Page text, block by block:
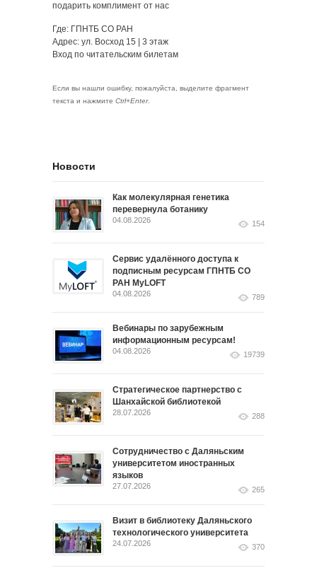
подарить комплимент от нас
Где: ГПНТБ СО РАН
Адрес: ул. Восход 15 | 3 этаж
Вход по читательским билетам
Если вы нашли ошибку, пожалуйста, выделите фрагмент
текста и нажмите Ctrl+Enter.
Новости
Как молекулярная генетика
перевернула ботанику
04.08.2026 154
Сервис удалённого доступа к
подписным ресурсам ГПНТБ СО
РАН MyLOFT
04.08.2026 789
Вебинары по зарубежным
информационным ресурсам!
04.08.2026 19739
Стратегическое партнерство с
Шанхайской библиотекой
28.07.2026 288
Сотрудничество с Даляньским
университетом иностранных
языков
27.07.2026 265
Визит в библиотеку Даляньского
технологического университета
24.07.2026 370